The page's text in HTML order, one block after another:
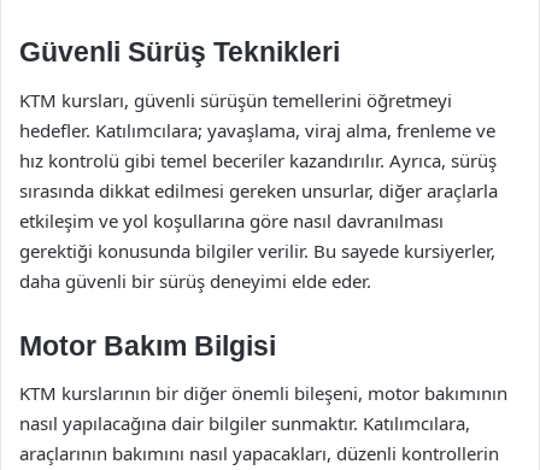
Güvenli Sürüş Teknikleri
KTM kursları, güvenli sürüşün temellerini öğretmeyi
hedefler. Katılımcılara; yavaşlama, viraj alma, frenleme ve
hız kontrolü gibi temel beceriler kazandırılır. Ayrıca, sürüş
sırasında dikkat edilmesi gereken unsurlar, diğer araçlarla
etkileşim ve yol koşullarına göre nasıl davranılması
gerektiği konusunda bilgiler verilir. Bu sayede kursiyerler,
daha güvenli bir sürüş deneyimi elde eder.
Motor Bakım Bilgisi
KTM kurslarının bir diğer önemli bileşeni, motor bakımının
nasıl yapılacağına dair bilgiler sunmaktır. Katılımcılara,
araçlarının bakımını nasıl yapacakları, düzenli kontrollerin